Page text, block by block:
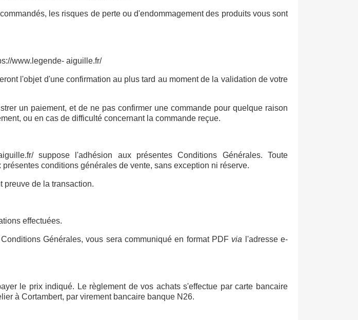
les risques de perte ou d'endommagement des produits vous sont
www.legende- aiguille.fr/
l'objet d'une confirmation au plus tard au moment de la validation de votre
un paiement, et de ne pas confirmer une commande pour quelque raison
ou en cas de difficulté concernant la commande reçue.
suppose l'adhésion aux présentes Conditions Générales. Toute
conditions générales de vente, sans exception ni réserve.
preuve de la transaction.
effectuées.
Générales, vous sera communiqué en format PDF via
l'adresse e-
le prix indiqué. Le règlement de vos achats s'effectue par carte bancaire
à Cortambert, par virement bancaire banque N26.